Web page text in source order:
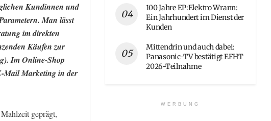
Kundinnen und
Man lässt
im direkten
Käufen zur
. Im Online-Shop
Mail Marketing in der
geprägt,
100 Jahre EP:Elektro Wrann:
Ein Jahrhundert im Dienst der
Kunden
Mittendrin und auch dabei:
Panasonic-TV bestätigt EFHT
2026-Teilnahme
WERBUNG